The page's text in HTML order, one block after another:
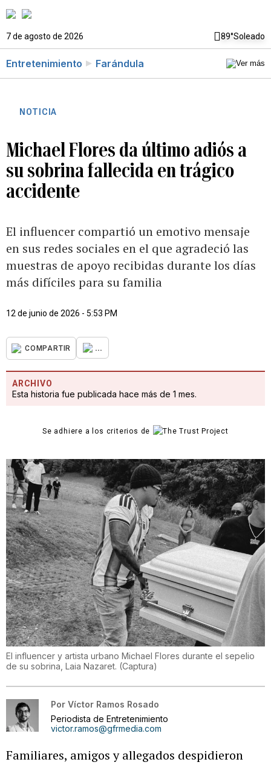
7 de agosto de 2026 89°Soleado
Entretenimiento Farándula
NOTICIA
Michael Flores da último adiós a
su sobrina fallecida en trágico
accidente
El influencer compartió un emotivo mensaje
en sus redes sociales en el que agradeció las
muestras de apoyo recibidas durante los días
más difíciles para su familia
12 de junio de 2026 - 5:53 PM
COMPARTIR ...
ARCHIVO
Esta historia fue publicada hace más de 1 mes.
Se adhiere a los criterios de
El influencer y artista urbano Michael Flores durante el sepelio
de su sobrina, Laia Nazaret. (Captura)
Por Víctor Ramos Rosado
Periodista de Entretenimiento
victor.ramos@gfrmedia.com
Familiares, amigos y allegados despidieron